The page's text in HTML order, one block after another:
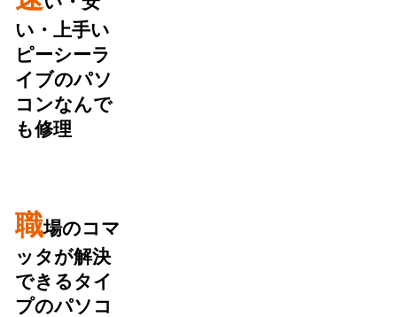
い・上手い
ピーシーラ
イブのパソ
コンなんで
も修理
職場のコマ
ッタが解決
できるタイ
プのパソコ